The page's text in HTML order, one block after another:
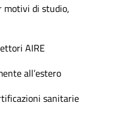
motivi di studio,
AIRE
all’estero
sanitarie